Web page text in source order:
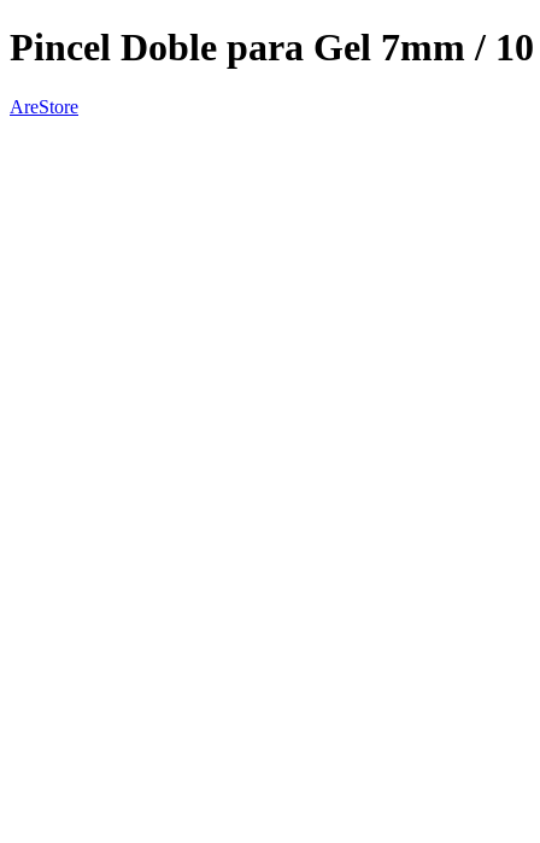
Pincel Doble para Gel 7mm /
AreStore